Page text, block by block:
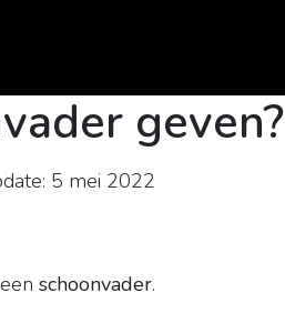
geven?
5 mei 2022
schoonvader.